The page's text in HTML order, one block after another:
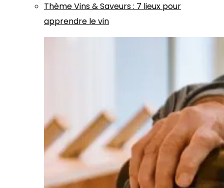
ThèmeVins & Saveurs: 7 lieux pour
apprendre le vin